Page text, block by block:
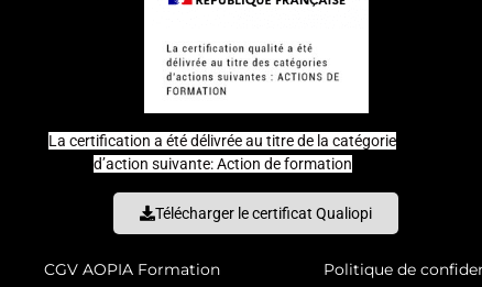
La certification a été délivrée au titre de la catégorie
d’action suivante: Action de formation
Télécharger le certificat Qualiopi
CGV AOPIA Formation Politique de